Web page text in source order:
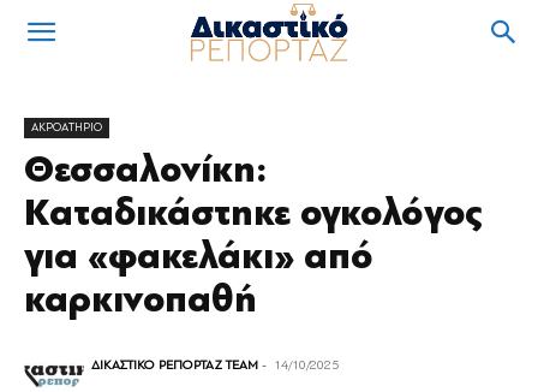
ΑΚΡΟΑΤΗΡΙΟ
Θεσσαλονίκη:
Καταδικάστηκε ογκολόγος
για «φακελάκι» από
καρκινοπαθή
ΔΙΚΑΣΤΙΚΟ ΡΕΠΟΡΤΑΖ TEAM - 14/10/2025